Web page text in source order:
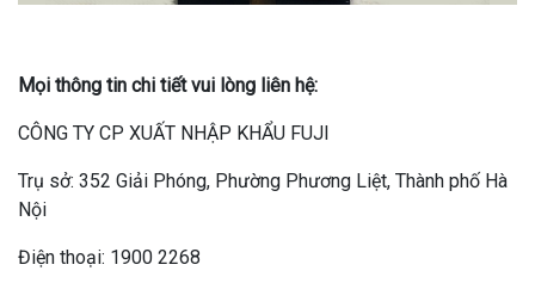
Mọi thông tin chi tiết vui lòng liên hệ:
CÔNG TY CP XUẤT NHẬP KHẨU FUJI
Trụ sở: 352 Giải Phóng, Phường Phương Liệt, Thành phố Hà
Nội
Điện thoại: 1900 2268